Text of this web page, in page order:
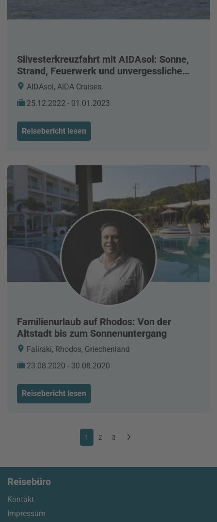
Silvesterkreuzfahrt mit AIDAsol: Sonne,
Strand, Feuerwerk und unvergessliche
Erlebnisse
AIDAsol, AIDA Cruises,
25.12.2022 - 01.01.2023
Reisebericht lesen
Familienurlaub auf Rhodos: Von der
Altstadt bis zum Sonnenuntergang
Faliraki, Rhodos, Griechenland
23.08.2020 - 30.08.2020
Reisebericht lesen
1 2 3
Reisebüro
Kontakt
Impressum